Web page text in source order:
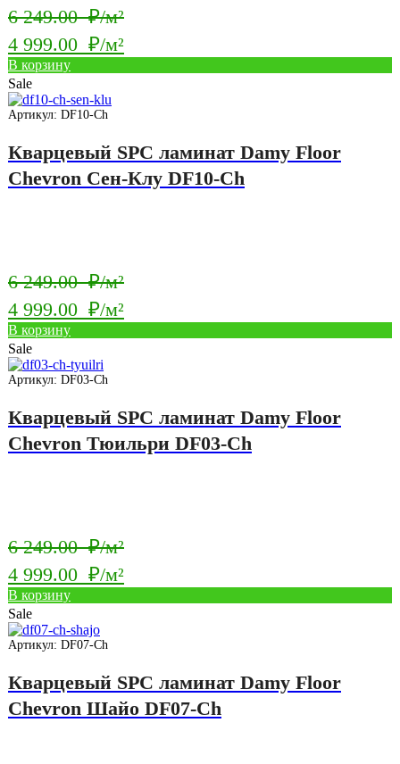
6 249.00₽/м²Первоначальная
составляла
м².
4 999.00 ₽/м²
Текущая
цена:
4
₽/
м².
В корзину
Sale
Артикул: DF10-Ch
Кварцевый SPC ламинат Damy Floor
Chevron Сен-Клу DF10-Ch
6 249.00₽/м²Первоначальная
составляла
м².
4 999.00 ₽/м²
Текущая
цена:
4
₽/
м².
В корзину
Sale
Артикул: DF03-Ch
Кварцевый SPC ламинат Damy Floor
Chevron Тюильри DF03-Ch
6 249.00₽/м²Первоначальная
составляла
м².
4 999.00 ₽/м²
Текущая
цена:
4
₽/
м².
В корзину
Sale
Артикул: DF07-Ch
Кварцевый SPC ламинат Damy Floor
Chevron Шайо DF07-Ch